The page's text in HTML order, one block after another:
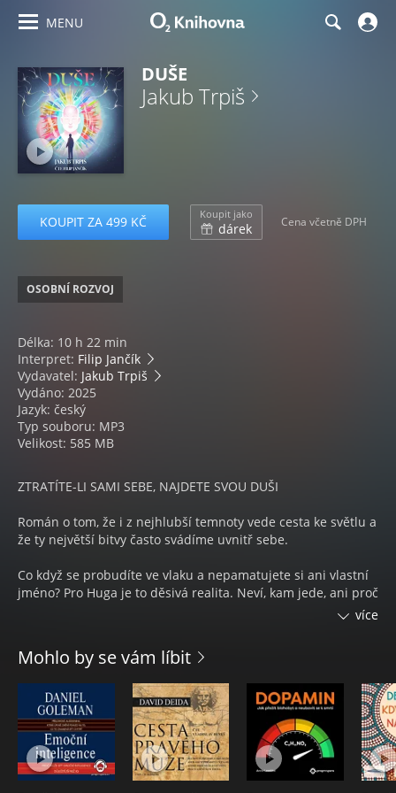
MENU
DUŠE
Jakub Trpiš
KOUPIT ZA 499 KČ Koupit jako
dárek Cena včetně DPH
OSOBNÍ ROZVOJ
Délka: 10 h 22 min
Interpret: Filip Jančík
Vydavatel: Jakub Trpiš
Vydáno: 2025
Jazyk: český
Typ souboru: MP3
Velikost: 585 MB
ZTRATÍTE-LI SAMI SEBE, NAJDETE SVOU DUŠI
Román o tom, že i z nejhlubší temnoty vede cesta ke světlu a
že ty největší bitvy často svádíme uvnitř sebe.
Co když se probudíte ve vlaku a nepamatujete si ani vlastní
jméno? Pro Huga je to děsivá realita. Neví, kam jede, ani proč
má zdrcující pocit, že spáchal něco neodpustitelného. Brzy
našel cestu domů. Na své pouti není sám. Potkává průvodce,
kteří mu Tady pomáhají skládat střípky jeho roztříštěné
duše. Jsou to lidé, ale i bytosti, které se zrodily v hloubi jeho
mysli nebo je vytvořila umělá inteligence. Provázejí ho světy,
kde je bohem i obětí – tvoří reality stejně snadno, jako se v
nich ztrácí. Hugo tak objevuje nejen to, kým byl, ale i kým by
se mohl stát. Nejdříve se však musí postavit své nejtemnější
více
Mohlo by se vám líbit